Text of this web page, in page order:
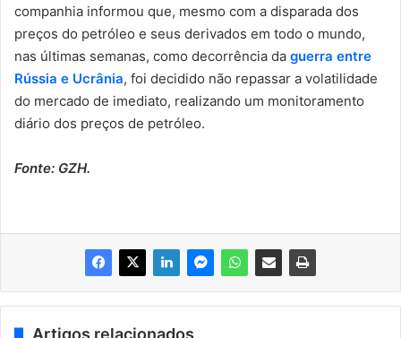
companhia informou que, mesmo com a disparada dos
preços do petróleo e seus derivados em todo o mundo,
nas últimas semanas, como decorrência da guerra entre
Rússia e Ucrânia, foi decidido não repassar a volatilidade
do mercado de imediato, realizando um monitoramento
diário dos preços de petróleo.
Fonte: GZH.
Artigos relacionados